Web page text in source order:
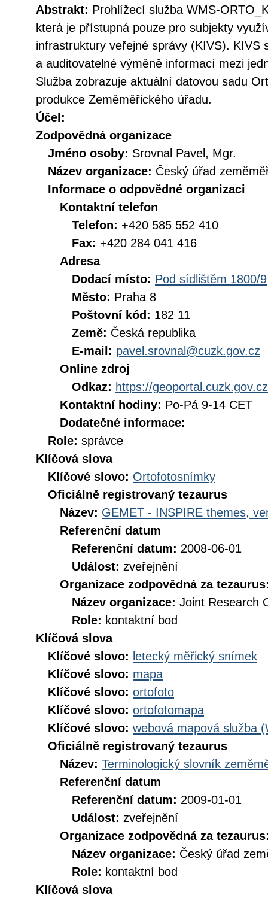
Abstrakt: Prohlížecí služba WMS-
která je přístupná pouze pro subjekty
infrastruktury veřejné správy (KIVS). KIVS
a auditovatelné výměně informací mezi
Služba zobrazuje aktuální datovou sadu
produkce Zeměměřického úřadu.
Účel:
Zodpovědná organizace
Jméno osoby: Srovnal Pavel, Mgr.
Název organizace: Český úřad
Informace o odpovědné organizaci
Kontaktní telefon
Telefon: +420 585 552 410
Fax: +420 284 041 416
Adresa
Dodací místo: Pod sídlištěm 1800/9
Město: Praha 8
Poštovní kód: 182 11
Země: Česká republika
E-mail: pavel.srovnal@cuzk.gov.cz
Online zdroj
Odkaz: https://geoportal.cuzk.gov.cz
Kontaktní hodiny: Po-Pá 9-14 CET
Dodatečné informace:
Role: správce
Klíčová slova
Klíčové slovo: Ortofotosnímky
Oficiálně registrovaný tezaurus
Název: GEMET - INSPIRE themes,
Referenční datum
Referenční datum: 2008-06-01
Událost: zveřejnění
Organizace zodpovědná za
Název organizace: Joint Research
Role: kontaktní bod
Klíčová slova
Klíčové slovo: letecký měřický snímek
Klíčové slovo: mapa
Klíčové slovo: ortofoto
Klíčové slovo: ortofotomapa
Klíčové slovo: webová mapová služba
Oficiálně registrovaný tezaurus
Název: Terminologický slovník
Referenční datum
Referenční datum: 2009-01-01
Událost: zveřejnění
Organizace zodpovědná za
Název organizace: Český úřad
Role: kontaktní bod
Klíčová slova